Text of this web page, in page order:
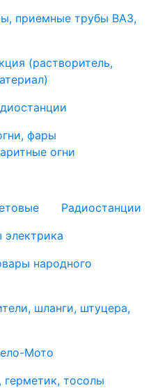
приемные трубы ВАЗ,
(растворитель,
фары
огни
Радиостанции
народного
шланги, штуцера,
Мото
тосолы